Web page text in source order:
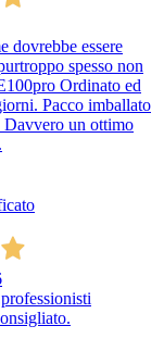
dovrebbe essere
spesso non
Ordinato ed
Pacco imballato
Davvero un ottimo